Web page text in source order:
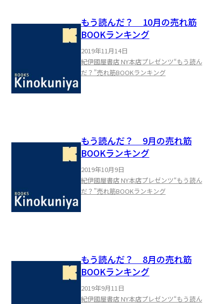
もう読んだ？ 10月の売れ筋
BOOKランキング
2019年11月14日
紀伊國屋書店 NY本店プレゼンツ“もう読ん
だ？”売れ筋BOOKランキング
もう読んだ？ 9月の売れ筋
BOOKランキング
2019年10月9日
紀伊國屋書店 NY本店プレゼンツ“もう読ん
だ？”売れ筋BOOKランキング
もう読んだ？ 8月の売れ筋
BOOKランキング
2019年9月11日
紀伊國屋書店 NY本店プレゼンツ“もう読ん